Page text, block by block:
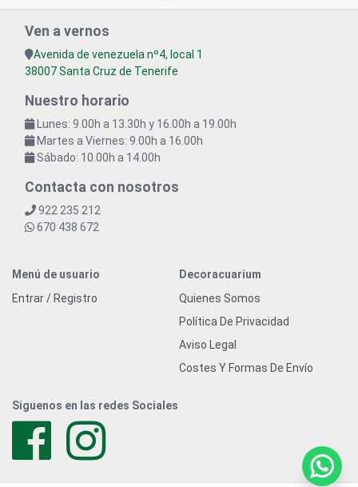
Ven a vernos
Avenida de venezuela nº4, local 1
38007 Santa Cruz de Tenerife
Nuestro horario
Lunes: 9.00h a 13.30h y 16.00h a 19.00h
Martes a Viernes: 9.00h a 16.00h
Sábado: 10.00h a 14.00h
Contacta con nosotros
922 235 212
670 438 672
Menú de usuario
Entrar / Registro
Decoracuarium
Quienes Somos
Política De Privacidad
Aviso Legal
Costes Y Formas De Envío
Siguenos en las redes Sociales